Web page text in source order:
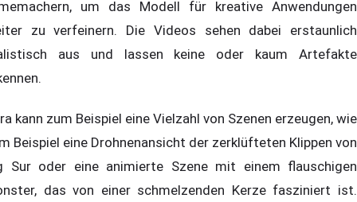
um das Modell für kreative Anwendungen
zu verfeinern. Die Videos sehen dabei erstaunlich
aus und lassen keine oder kaum Artefakte
kann zum Beispiel eine Vielzahl von Szenen erzeugen, wie
Beispiel eine Drohnenansicht der zerklüfteten Klippen von
Sur oder eine animierte Szene mit einem flauschigen
das von einer schmelzenden Kerze fasziniert ist.